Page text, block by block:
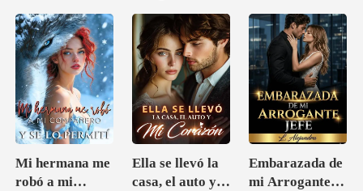
Mi hermana me
robó a mi
Ella se llevó la
casa, el auto y
Embarazada de
mi Arrogante